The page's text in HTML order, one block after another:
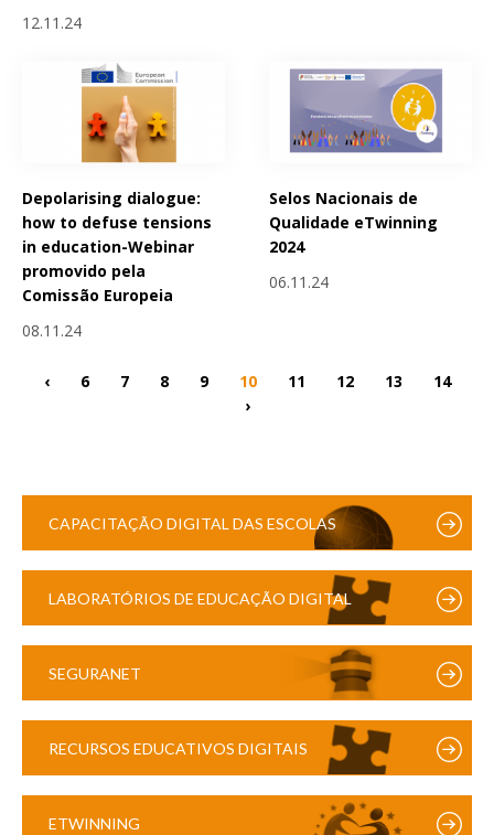
12.11.24
Depolarising dialogue:
how to defuse tensions
in education-Webinar
promovido pela
Comissão Europeia
08.11.24
Selos Nacionais de
Qualidade eTwinning
2024
06.11.24
‹ 6 7 8 9 10 11 12 13
14
›
CAPACITAÇÃO DIGITAL DAS ESCOLAS
LABORATÓRIOS DE EDUCAÇÃO DIGITAL
SEGURANET
RECURSOS EDUCATIVOS DIGITAIS
ETWINNING